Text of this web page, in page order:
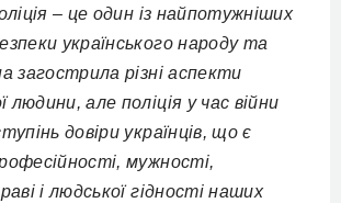
– це один із найпотужніших
українського народу та
загострила різні аспекти
але поліція у час війни
довіри українців, що є
мужності,
і людської гідності наших